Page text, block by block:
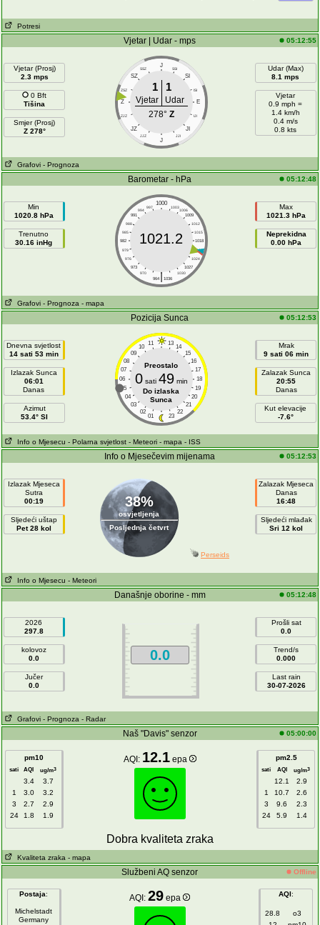
Potresi
Vjetar | Udar - mps 05:12:55
Vjetar (Prosj)
2.3 mps
0 Bft
Tišina
Smjer (Prosj)
Z 278°
J
SSZ SSI
SZ SI
ZSZ ISI
Z E
ZJZ IJI
JZ JI
JJZ JJI
J
1 1
Vjetar
Udar
278° Z
Udar (Max)
8.1 mps
Vjetar
0.9 mph =
1.4 km/h
0.4 m/s
0.8 kts
Grafovi - Prognoza
Barometar - hPa 05:12:48
Min
1020.8 hPa
Trenutno
30.16 inHg
1000
997 1003
994
1006
991
1009
988
1012
985
1015
982
1018
979
1021
976
1024
973
1027
970
1030
|
964 1036
1021.2
Max
1021.3 hPa
Neprekidna
0.00 hPa
Grafovi - Prognoza - mapa
Pozicija Sunca 05:12:53
Dnevna svjetlost
14 sati 53 min
Izlazak Sunca
06:01
Danas
Azimut
53.4° SI
11 13
10
14
09
15
08
16
07
17
06
18
05
19
04
20
03
21
02
22
01 23
Preostalo
0sati 49min
Do izlaska
Sunca
Mrak
9 sati 06 min
Zalazak Sunca
20:55
Danas
Kut elevacije
-7.6°
Info o Mjesecu - Polarna svjetlost - Meteori - mapa - ISS
Info o Mjesečevim mijenama 05:12:53
Izlazak Mjeseca
Sutra
00:19
Sljedeći uštap
Pet 28 kol
38%
osvjetljenja
Posljednja četvrt
Zalazak Mjeseca
Danas
16:48
Sljedeći mlađak
Sri 12 kol
Perseids
Info o Mjesecu - Meteori
Današnje oborine - mm 05:12:48
2026
297.8
kolovoz
0.0
Jučer
0.0
0.0
Prošli sat
0.0
Trend/s
0.000
Last rain
30-07-2026
Grafovi - Prognoza - Radar
Naš "Davis" senzor 05:00:00
pm10
sati AQI ug/m3
3.4
3.7
1
3.0
3.2
3
2.7
2.9
24
1.8 1.9
AQI: 12.1 epa pm2.5
sati AQI ug/m3
12.1
2.9
1
10.7
2.6
3
9.6
2.3
24
5.9 1.4
Dobra kvaliteta zraka
Kvaliteta zraka - mapa
Službeni AQ senzor Offline
Postaja:
Michelstadt
Germany
AQI:29 epa AQI:
28.8
o3